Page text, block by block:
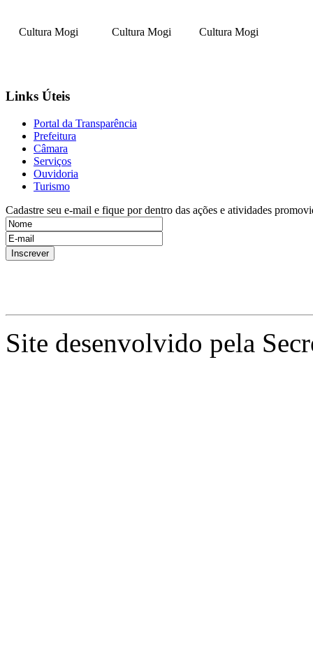
Cultura Mogi Cultura Mogi Cultura Mogi
Links Úteis
Portal da Transparência
Prefeitura
Câmara
Serviços
Ouvidoria
Turismo
Cadastre seu e-mail e fique por dentro das ações e atividades
Site desenvolvido pela